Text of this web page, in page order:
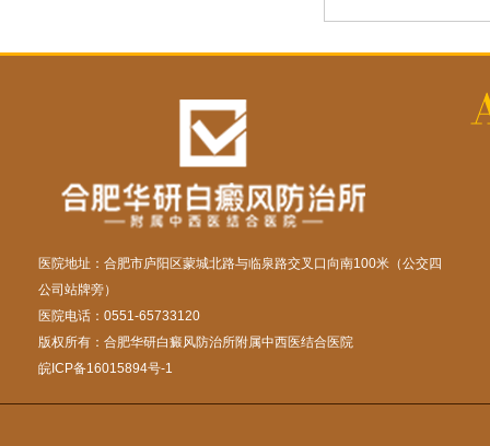
医院地址：合肥市庐阳区蒙城北路与临泉路交叉口向南100米（公交四
公司站牌旁）
医院电话：0551-65733120
版权所有：合肥华研白癜风防治所附属中西医结合医院
皖ICP备16015894号-1